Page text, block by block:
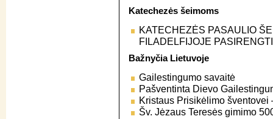
Katechezės šeimoms
KATECHEZĖS PASAULIO
FILADELFIJOJE
Bažnyčia Lietuvoje
Gailestingumo savaitė
Pašventinta Dievo
Kristaus Prisikėlimo šventovei
Šv. Jėzaus Teresės gimimo